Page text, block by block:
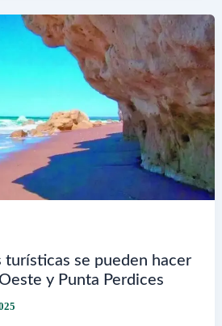
turísticas se pueden hacer
y Punta Perdices